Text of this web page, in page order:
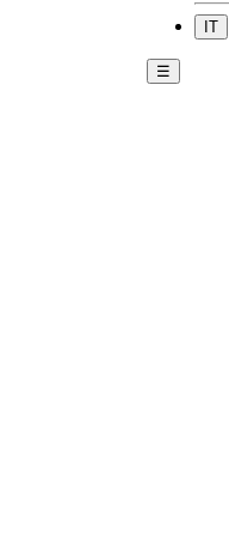
IT
☰